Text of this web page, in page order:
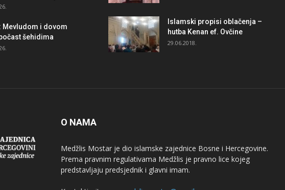
Mevludom i dovom
šehidima
Islamski propisi oblačenja –
hutba Kenan ef. Ovčine
29.06.2018.
O NAMA
Medžlis Mostar je dio islamske zajednice Bosne i Hercegovine.
Prema pravnim regulativama Medžlis je pravno lice kojeg
predstavljaju predsjednik i glavni imam.